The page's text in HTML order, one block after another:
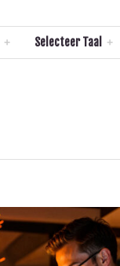
Selecteer Taal